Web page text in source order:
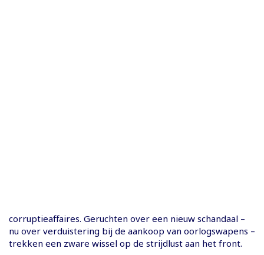
corruptieaffaires. Geruchten over een nieuw schandaal –
nu over verduistering bij de aankoop van oorlogswapens –
trekken een zware wissel op de strijdlust aan het front.